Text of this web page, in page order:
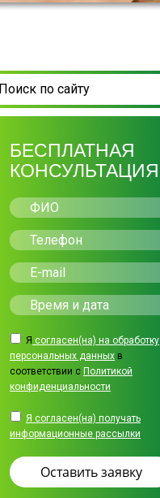
БЕСПЛАТНАЯ
КОНСУЛЬТАЦИЯ
Я согласен(на) на обработку
персональных данных в
соответствии с Политикой
конфиденциальности
Я согласен(на) получать
информационные рассылки